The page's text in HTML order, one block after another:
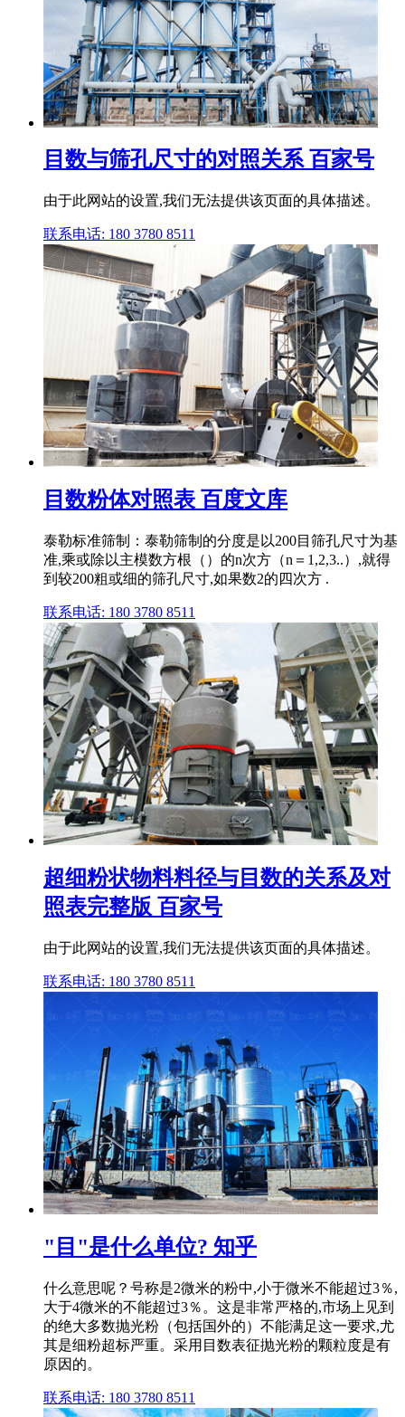
目数与筛孔尺寸的对照关系 百家号
由于此网站的设置,我们无法提供该页面的具体描述。
联系电话: 180 3780 8511
目数粉体对照表 百度文库
泰勒标准筛制：泰勒筛制的分度是以200目筛孔尺寸为基
准,乘或除以主模数方根（）的n次方（n＝1,2,3..）,就得
到较200粗或细的筛孔尺寸,如果数2的四次方 .
联系电话: 180 3780 8511
超细粉状物料料径与目数的关系及对
照表完整版 百家号
由于此网站的设置,我们无法提供该页面的具体描述。
联系电话: 180 3780 8511
"目"是什么单位? 知乎
什么意思呢？号称是2微米的粉中,小于微米不能超过3％,
大于4微米的不能超过3％。这是非常严格的,市场上见到
的绝大多数抛光粉（包括国外的）不能满足这一要求,尤
其是细粉超标严重。采用目数表征抛光粉的颗粒度是有
原因的。
联系电话: 180 3780 8511